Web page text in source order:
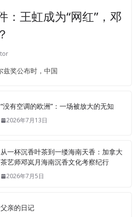
：王虹成为“网红”，邓
兹奖公布时，中国
“没有空调的欧洲”：一场被放大的无知
2026年7月13日
从一杯沉香叶茶到一缕海南天香：加拿大
茶艺师邓岚月海南沉香文化考察纪行
2026年7月5日
父亲的日记